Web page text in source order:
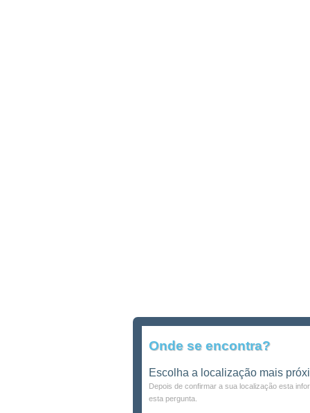
Onde se encontra?
Escolha a localização mais
Depois de confirmar a sua localização esta
esta pergunta.